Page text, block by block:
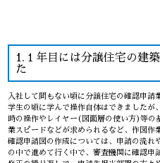
1.１年目には分譲住宅の建
た
入社して間もない頃に分譲住宅の確認申
学生の頃に学んで操作自体はできましたが
時の操作やレイヤー(図面層の使い方)等の
業スピードなどが求められるなど、作図作
確認申請図の作成については、申請の流れ
の中で進めて行く中で、審査機関に確認申